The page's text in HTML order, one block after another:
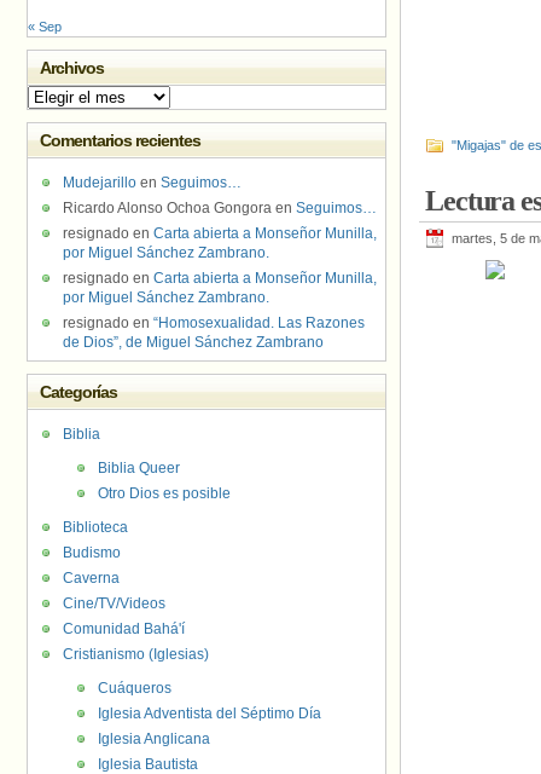
"Migajas" de
Lectura
martes, 5 de
« Sep
Archivos
Archivos
Comentarios recientes
Mudejarillo en Seguimos…
Ricardo Alonso Ochoa Gongora en Seguimos…
resignado en Carta abierta a Monseñor Munilla,
por Miguel Sánchez Zambrano.
resignado en Carta abierta a Monseñor Munilla,
por Miguel Sánchez Zambrano.
resignado en “Homosexualidad. Las Razones
de Dios”, de Miguel Sánchez Zambrano
Categorías
Biblia
Biblia Queer
Otro Dios es posible
Biblioteca
Budismo
Caverna
Cine/TV/Videos
Comunidad Bahá'í
Cristianismo (Iglesias)
Cuáqueros
Iglesia Adventista del Séptimo Día
Iglesia Anglicana
Iglesia Bautista